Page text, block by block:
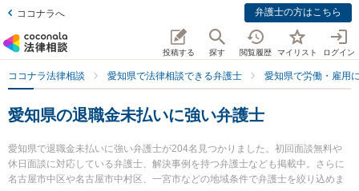
ココナラへ 弁護士の方はこちら
投稿する 探す 閲覧履歴 マイリスト ログイン
ココナラ法律相談 愛知県で法律相談できる弁護士 愛知県で労働・雇用
愛知県の退職金未払いに強い弁護士
愛知県で退職金未払いに強い弁護士が204名見つかりました。初回面談無料や
休日面談に対応している弁護士、解決事例を持つ弁護士なども掲載中。さらに
名古屋市中区や名古屋市中村区、一宮市などの地域条件で弁護士を絞り込めま